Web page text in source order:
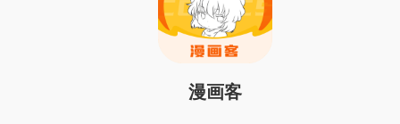
漫画客